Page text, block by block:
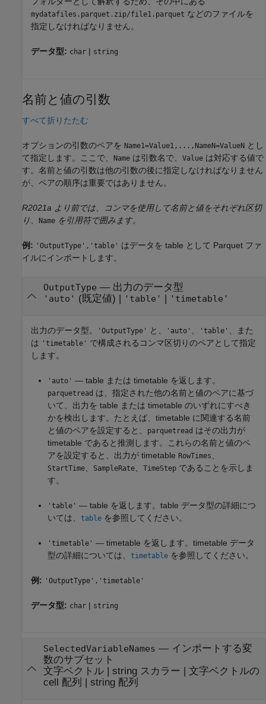
mydatafiles.parquet.zip/file1.parquet などのファイルを
指定しなければなりません。
データ型: char | string
名前と値の引数
すべて折りたたむ
オプションの引数のペアを Name1=Value1,...,NameN=ValueN とし
て指定します。ここで、
Name は引数名で、 Value は対応する値で
す。名前と値の引数は他の引数の後に指定しなければなりません
が、ペアの順序は重要ではありません。
R2021a より前では、コンマを使用して名前と値をそれぞれ区切
り、
Name を引用符で囲みます。
例: 'OutputType','table' はデータを table として Parquet ファ
イルにインポートします。
OutputType — 出力のデータ型
'auto' (既定値) | 'table' 'timetable'
出力のデータ型。 'OutputType' と、 'auto' 'table'
、また
は 'timetable' で構成されるコンマ区切りのペアとして指定
します。
'auto' — table または timetable を返します。
parquetread は、指定された他の名前と値のペアに基づ
いて、出力を table または timetable のいずれにすべき
かを検出します。たとえば、timetable に関連する名前
と値のペアを設定すると、
parquetread はその出力が
timetable であると推測します。これらの名前と値のペ
アを設定すると、出力が timetable RowTimes
StartTime SampleRate TimeStep であることを示しま
す。
'table' — table を返します。table データ型の詳細につ
いては、 table を参照してください。
'timetable' — timetable を返します。timetable データ
型の詳細については、 timetable を参照してください。
例: 'OutputType','timetable'
データ型: char | string
SelectedVariableNames — インポートする変
数のサブセット
文字ベクトル| string スカラー
文字ベクトルの
cell 配列
string 配列